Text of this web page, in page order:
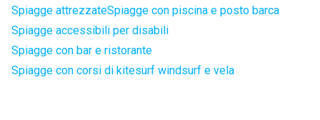
Spiagge attrezzateSpiagge con piscina e posto barca
Spiagge accessibili per disabili
Spiagge con bar e ristorante
Spiagge con corsi di kitesurf windsurf e vela